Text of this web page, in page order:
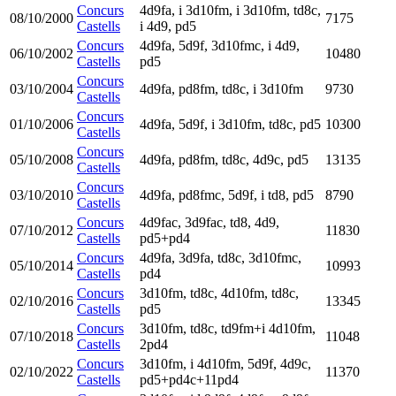
08/10/2000
Concurs
Castells
4d9fa, i 3d10fm, i 3d10fm, td8c,
i 4d9, pd5
7175
06/10/2002
Concurs
Castells
4d9fa, 5d9f, 3d10fmc, i 4d9,
pd5
10480
03/10/2004
Concurs
Castells
4d9fa, pd8fm, td8c, i 3d10fm 9730
01/10/2006
Concurs
Castells
4d9fa, 5d9f, i 3d10fm, td8c, pd5 10300
05/10/2008
Concurs
Castells
4d9fa, pd8fm, td8c, 4d9c, pd5 13135
03/10/2010
Concurs
Castells
4d9fa, pd8fmc, 5d9f, i td8, pd5 8790
07/10/2012
Concurs
Castells
4d9fac, 3d9fac, td8, 4d9,
pd5+pd4
11830
05/10/2014
Concurs
Castells
4d9fa, 3d9fa, td8c, 3d10fmc,
pd4
10993
02/10/2016
Concurs
Castells
3d10fm, td8c, 4d10fm, td8c,
pd5
13345
07/10/2018
Concurs
Castells
3d10fm, td8c, td9fm+i 4d10fm,
2pd4
11048
02/10/2022
Concurs
Castells
3d10fm, i 4d10fm, 5d9f, 4d9c,
pd5+pd4c+11pd4
11370